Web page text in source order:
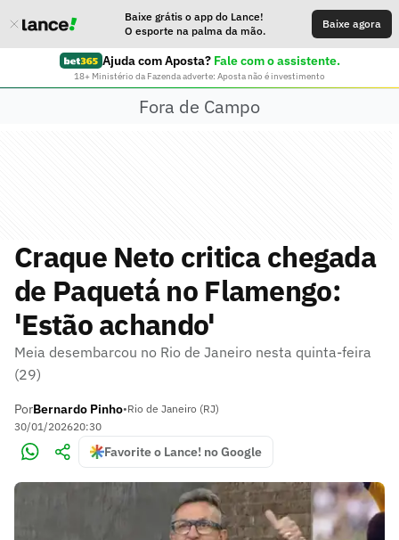
Baixe grátis o app do Lance!
O esporte na palma da mão.
Baixe agora
Ajuda com Aposta? Fale com o assistente.
18+ Ministério da Fazenda adverte: Aposta não é investimento
Fora de Campo
Craque Neto critica chegada
de Paquetá no Flamengo:
'Estão achando'
Meia desembarcou no Rio de Janeiro nesta quinta-feira
(29)
PorBernardo Pinho•Rio de Janeiro (RJ)
30/01/202620:30
Favorite o Lance! no Google